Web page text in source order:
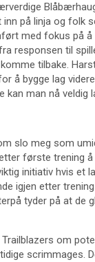
på linja og folk
med fokus på
responsen til
tilbake.
å bygge lag
kan man nå veldig
slo meg som
første trening
initiativ hvis et
igjen etter
tyder på at de
om
scrimmages.